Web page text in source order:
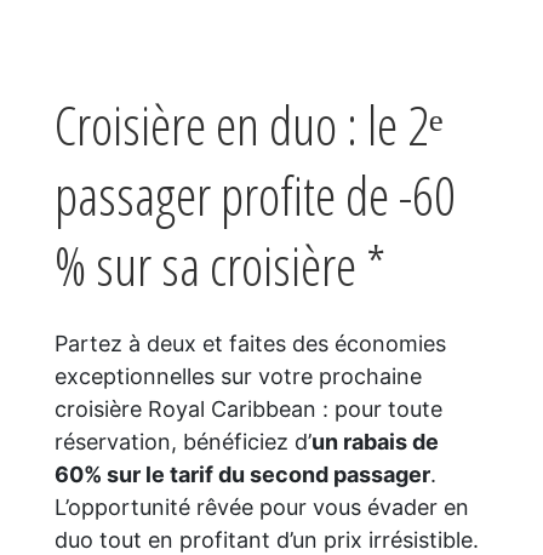
Croisière en duo : le 2ᵉ
passager profite de -60
% sur sa croisière *
Partez à deux et faites des économies
exceptionnelles sur votre prochaine
croisière Royal Caribbean : pour toute
réservation, bénéficiez d’un rabais de
60% sur le tarif du second passager.
L’opportunité rêvée pour vous évader en
duo tout en profitant d’un prix irrésistible.